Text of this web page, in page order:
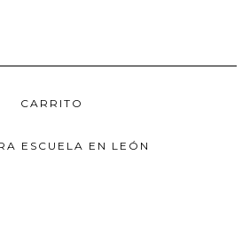
CARRITO
ESCUELA EN LEÓN